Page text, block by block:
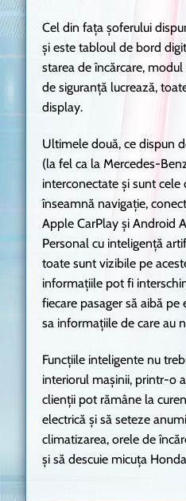
Cel din fața șoferului
și este tabloul de bord
starea de încărcare,
de siguranță lucrează,
display.
Ultimele două, ce dispun
(la fel ca la Mercedes-
interconectate și sunt
înseamnă navigație,
Apple CarPlay și Android
Personal cu inteligență
toate sunt vizibile pe
informațiile pot fi
fiecare pasager să aibă
sa informațiile de care au
Funcțiile inteligente nu
interiorul mașinii, printr-o
clienții pot rămâne la
electrică și să seteze
climatizarea, orele de
și să descuie micuța